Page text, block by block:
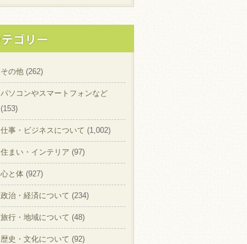
その他 (262)
パソコンやスマートフォンなど
(153)
仕事・ビジネスについて (1,002)
住まい・インテリア (97)
心と体 (927)
政治・経済について (234)
旅行・地域について (48)
歴史・文化について (92)